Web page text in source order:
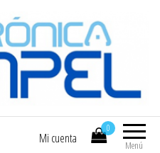
Electrónica COMPEL
Menú
0
Mi cuenta